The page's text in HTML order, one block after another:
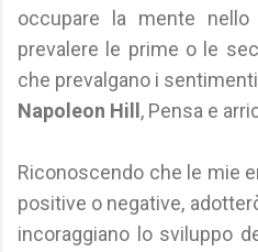
occupare la mente
prevalere le prime o le
che prevalgano i
Napoleon Hill , Pensa e
Riconoscendo che le mie
positive o negative,
incoraggiano lo sviluppo